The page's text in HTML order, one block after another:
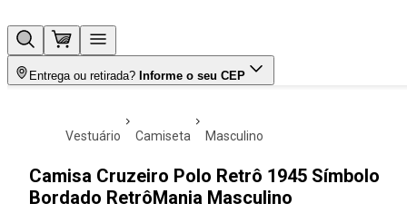
Entrega ou retirada? Informe o seu CEP
vestuário camiseta masculino
Camisa Cruzeiro Polo Retrô 1945 Símbolo
Bordado RetrôMania Masculino